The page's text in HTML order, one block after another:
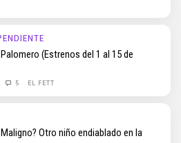
(Estrenos del 1 al 15 de
5 EL FETT
Otro niño endiablado en la